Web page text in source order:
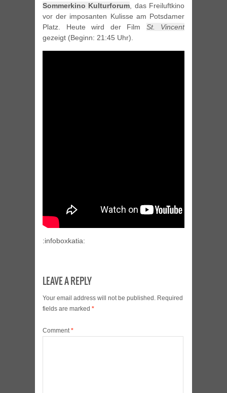
Sommerkino Kulturforum , das Freiluftkino
vor der imposanten Kulisse am Potsdamer
Platz. Heute wird der Film St. Vincent
gezeigt (Beginn: 21:45 Uhr).
:infoboxkatia:
LEAVE A REPLY
Your email address will not be published. Required
fields are marked *
Comment*